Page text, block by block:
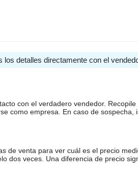
los detalles directamente con el
con el verdadero vendedor.
como empresa. En caso de
de venta para ver cuál es el precio
dos veces. Una diferencia de precio